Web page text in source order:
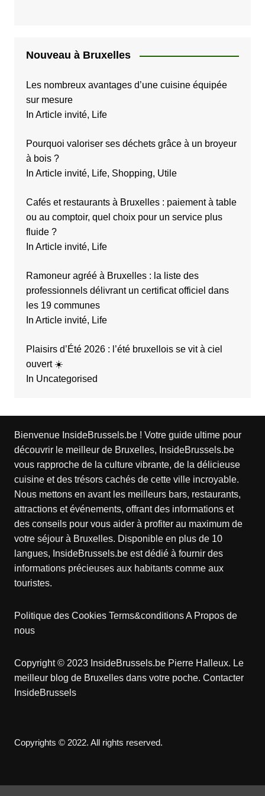
Nouveau à Bruxelles
Les nombreux avantages d’une cuisine équipée
sur mesure
In Article invité, Life
Pourquoi valoriser ses déchets grâce à un broyeur
à bois ?
In Article invité, Life, Shopping, Utile
Cafés et restaurants à Bruxelles : paiement à table
ou au comptoir, quel choix pour un service plus
fluide ?
In Article invité, Life
Ramoneur agréé à Bruxelles : la liste des
professionnels délivrant un certificat officiel dans
les 19 communes
In Article invité, Life
Plaisirs d’Été 2026 : l’été bruxellois se vit à ciel
ouvert ☀️
In Uncategorised
Bienvenue InsideBrussels.be ! Votre guide ultime pour
découvrir le meilleur de Bruxelles, InsideBrussels.be
vous rapproche de la culture vibrante, de la délicieuse
cuisine et des trésors cachés de cette ville incroyable.
Nous mettons en avant les meilleurs bars, restaurants,
attractions et événements, offrant des informations et
des conseils pour vous aider à profiter au maximum de
votre séjour à Bruxelles. Disponible en plus de 10
langues, InsideBrussels.be est dédié à fournir des
informations précieuses aux habitants comme aux
touristes.
Politique des Cookies Terms&conditionsA Propos de
nous
Copyright © 2023 InsideBrussels.be Pierre Halleux. Le
meilleur blog de Bruxelles dans votre poche. Contacter
InsideBrussels
Copyrights © 2022. All rights reserved.